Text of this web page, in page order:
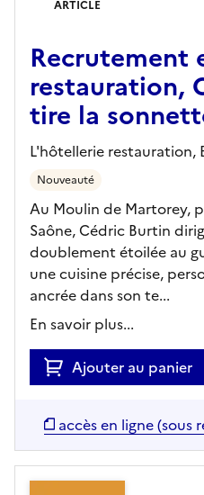
ARTICLE
Recrutement
restauration,
tire la
L'hôtellerie restauration,
Nouveauté
Au Moulin de Martorey,
Saône, Cédric Burtin
doublement étoilée au
une cuisine précise,
ancrée dans son te...
En savoir plus...
Ajouter au panier
accès en ligne (sous